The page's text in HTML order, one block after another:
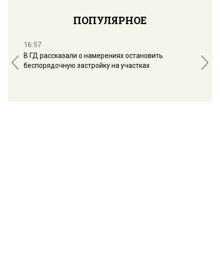
ПОПУЛЯРНОЕ
16:57
В ГД рассказали о намерениях остановить
беспорядочную застройку на участках